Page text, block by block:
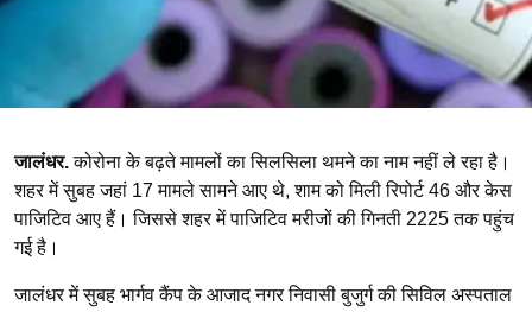
जालंधर.कोरोना के बढ़ते मामलों का सिलसिला थमने का नाम नहीं ले रहा है।
शहर में सुबह जहां 17 मामले सामने आए थे, शाम को मिली रिपोर्ट 46 और केस
पाजिटिव आए हैं। जिससे शहर में पाजिटिव मरीजों की गिनती 2225 तक पहुंच
गई है।
जालंधर में सुबह भार्गव कैंप के आजाद नगर निवासी बुजुर्ग की सिविल अस्पताल